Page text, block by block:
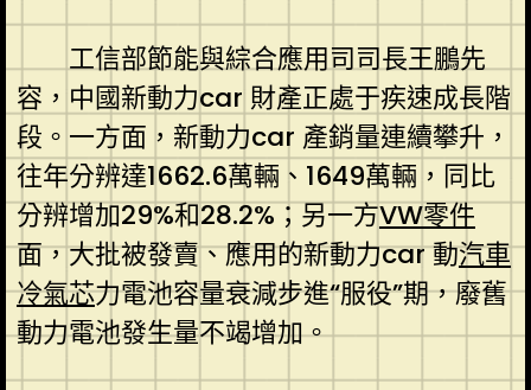
工信部節能與綜合應用司司長王鵬先
容，中國新動力car 財產正處于疾速成長階
段。一方面，新動力car 產銷量連續攀升，
往年分辨達1662.6萬輛、1649萬輛，同比
分辨增加29%和28.2%；另一方VW零件
面，大批被發賣、應用的新動力car 動汽車
冷氣芯力電池容量衰減步進“服役”期，廢舊
動力電池發生量不竭增加。